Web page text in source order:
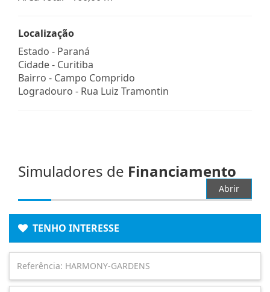
Localização
Estado - Paraná
Cidade - Curitiba
Bairro - Campo Comprido
Logradouro - Rua Luiz Tramontin
Simuladores de Financiamento
Abrir
TENHO INTERESSE